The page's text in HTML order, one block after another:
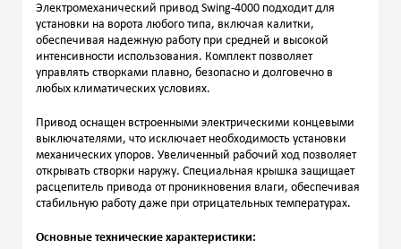
Электромеханический привод Swing-4000 подходит для
установки на ворота любого типа, включая калитки,
обеспечивая надежную работу при средней и высокой
интенсивности использования. Комплект позволяет
управлять створками плавно, безопасно и долговечно в
любых климатических условиях.
Привод оснащен встроенными электрическими концевыми
выключателями, что исключает необходимость установки
механических упоров. Увеличенный рабочий ход позволяет
открывать створки наружу. Специальная крышка защищает
расцепитель привода от проникновения влаги, обеспечивая
стабильную работу даже при отрицательных температурах.
Основные технические характеристики: